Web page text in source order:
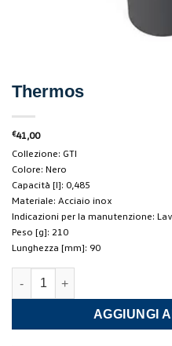
Thermos
€41,00
Collezione: GTI
Colore: Nero
Capacità [l]: 0,485
Materiale: Acciaio inox
Indicazioni per la manutenzione:
Peso [g]: 210
Lunghezza [mm]: 90
Thermos quantità
AGGIUNGI